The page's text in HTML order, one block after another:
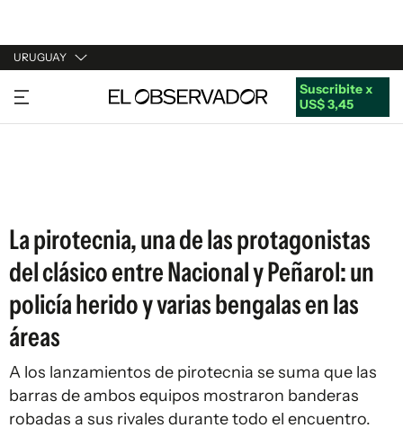
URUGUAY
URUGUAY
ARGENTINA
Suscribite x
US$ 3,45
La pirotecnia, una de las protagonistas
del clásico entre Nacional y Peñarol: un
policía herido y varias bengalas en las
áreas
A los lanzamientos de pirotecnia se suma que las
barras de ambos equipos mostraron banderas
robadas a sus rivales durante todo el encuentro.